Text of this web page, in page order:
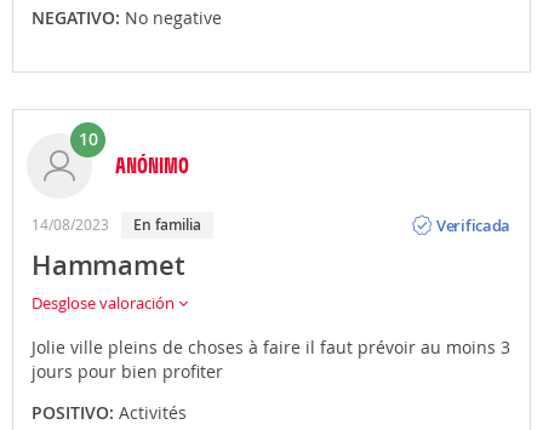
NEGATIVO: No negative
10
ANÓNIMO
14/08/2023 En familia
Verificada
Hammamet
Desglose valoración
Jolie ville pleins de choses à faire il faut prévoir au moins 3
jours pour bien profiter
POSITIVO: Activités